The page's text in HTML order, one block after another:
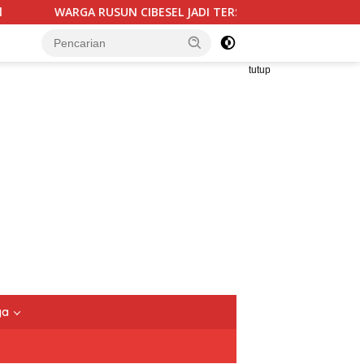
CIBESEL JADI TERSANGKA PENGEDAR NARKOBA, GANJA
tutup